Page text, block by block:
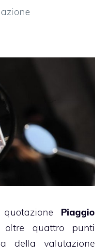
Piaggio
quattro punti
della valutazione